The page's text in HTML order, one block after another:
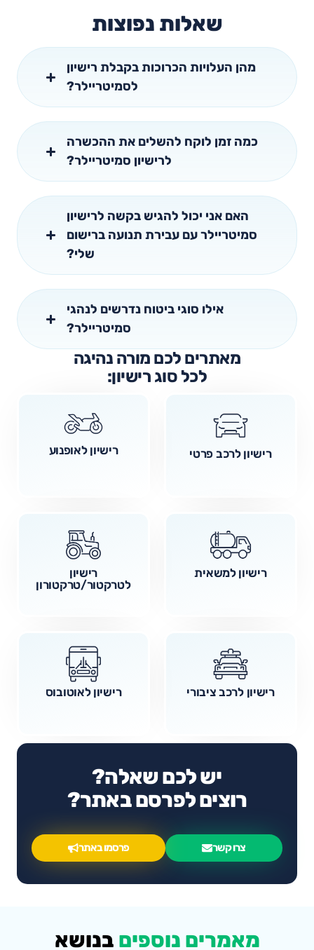
שאלות נפוצות
מהן העלויות הכרוכות בקבלת רישיון
לסמיטריילר?
כמה זמן לוקח להשלים את ההכשרה
לרישיון סמיטריילר?
האם אני יכול להגיש בקשה לרישיון
סמיטריילר עם עבירת תנועה ברישום
שלי?
אילו סוגי ביטוח נדרשים לנהגי
סמיטריילר?
מאתרים לכם מורה נהיגה
לכל סוג רישיון:
רישיון לרכב פרטי רישיון לאופנוע
רישיון למשאית
רישיון
לטרקטור/טרקטורון
רישיון לרכב ציבורי רישיון לאוטובוס
יש לכם שאלה?
רוצים לפרסם באתר?
צרו קשר פרסמו באתר
מאמרים נוספים בנושא